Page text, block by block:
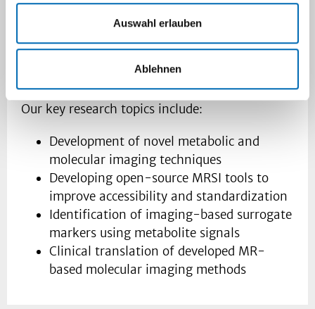
Auswahl erlauben
Ablehnen
accessibility, standardization, and clinical
applicability of modern MR-based metabolic
imaging.
Our key research topics include:
Development of novel metabolic and
molecular imaging techniques
Developing open-source MRSI tools to
improve accessibility and standardization
Identification of imaging-based surrogate
markers using metabolite signals
Clinical translation of developed MR-
based molecular imaging methods